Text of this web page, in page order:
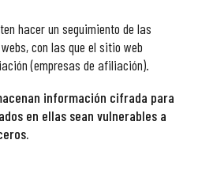
hacer un seguimiento de las
con las que el sitio web
(empresas de afiliación).
información cifrada para
en ellas sean vulnerables a